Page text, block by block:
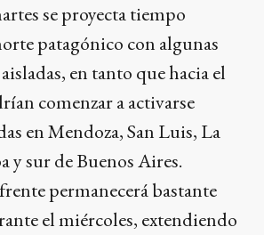
se proyecta tiempo
patagónico con algunas
en tanto que hacia el
comenzar a activarse
en Mendoza, San Luis, La
y sur de Buenos Aires.
permanecerá bastante
el miércoles, extendiendo